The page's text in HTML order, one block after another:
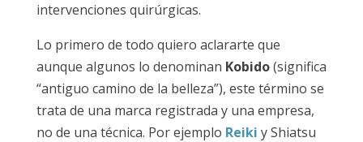
intervenciones quirúrgicas.
Lo primero de todo quiero aclararte que
aunque algunos lo denominan Kobido(significa
“antiguo camino de la belleza”), este término se
trata de una marca registrada y una empresa,
no de una técnica. Por ejemplo Reiki y Shiatsu